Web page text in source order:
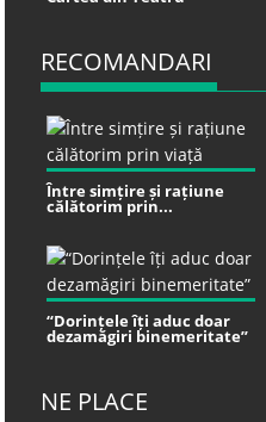
RECOMANDARI
Între simțire și rațiune
călătorim prin...
“Dorințele îți aduc doar
dezamăgiri binemeritate”
NE PLACE